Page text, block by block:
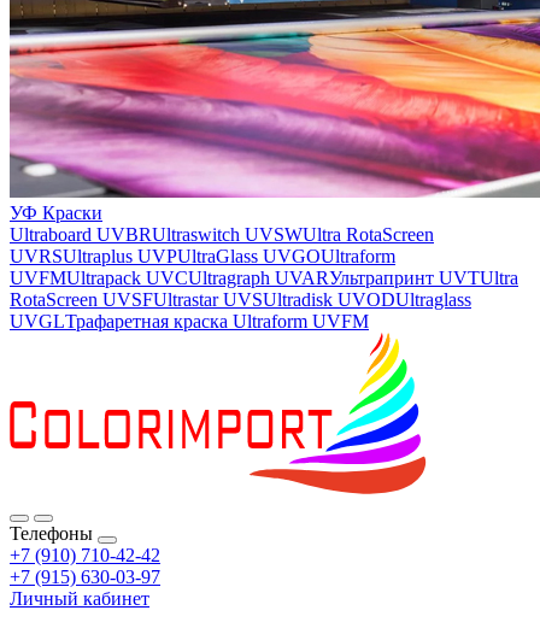
УФ Краски
Ultraboard UVBRUltraswitch UVSWUltra RotaScreen
UVRSUltraplus UVPUltraGlass UVGOUltraform
UVFMUltrapack UVCUltragraph UVARУльтрапринт UVTUltra
RotaScreen UVSFUltrastar UVSUltradisk UVODUltraglass
UVGLТрафаретная краска Ultraform UVFM
Телефоны
+7 (910) 710-42-42
+7 (915) 630-03-97
Личный кабинет